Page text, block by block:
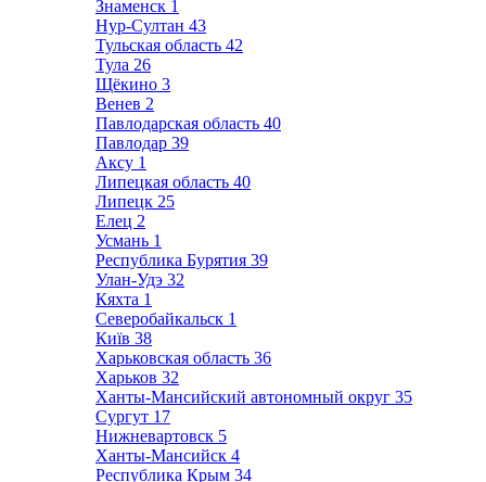
Знаменск 1
Нур-Султан 43
Тульская область 42
Тула 26
Щёкино 3
Венев 2
Павлодарская область 40
Павлодар 39
Аксу 1
Липецкая область 40
Липецк 25
Елец 2
Усмань 1
Республика Бурятия 39
Улан-Удэ 32
Кяхта 1
Северобайкальск 1
Київ 38
Харьковская область 36
Харьков 32
Ханты-Мансийский автономный округ 35
Сургут 17
Нижневартовск 5
Ханты-Мансийск 4
Республика Крым 34